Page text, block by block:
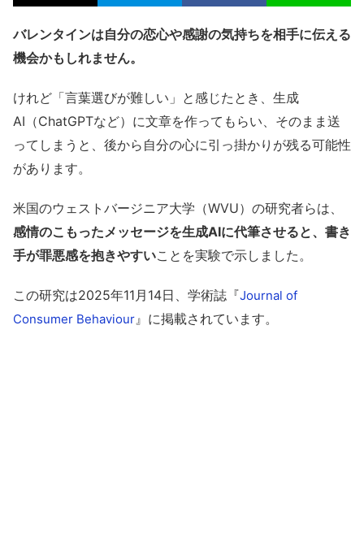
バレンタインは自分の恋心や感謝の気持ちを相手に伝える
機会かもしれません。
けれど「言葉選びが難しい」と感じたとき、生成
AI（ChatGPTなど）に文章を作ってもらい、そのまま送
ってしまうと、後から自分の心に引っ掛かりが残る可能性
があります。
米国のウェストバージニア大学（WVU）の研究者らは、
感情のこもったメッセージを生成AIに代筆させると、書き
手が罪悪感を抱きやすいことを実験で示しました。
この研究は2025年11月14日、学術誌『Journal of
Consumer Behaviour 』に掲載されています。